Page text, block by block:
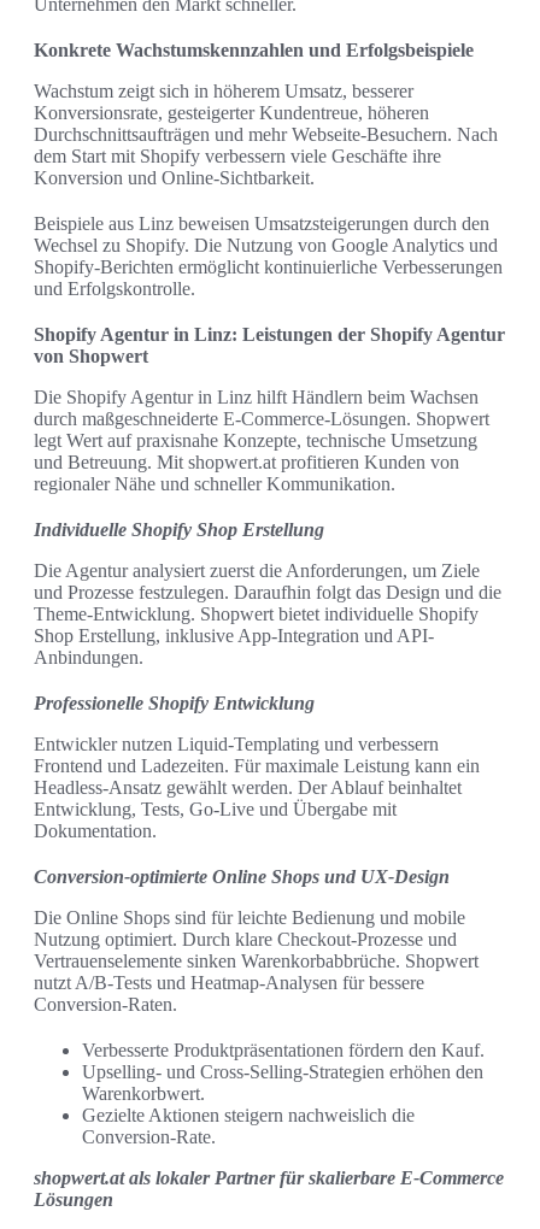
Unternehmen den Markt schneller.
Konkrete Wachstumskennzahlen und Erfolgsbeispiele
Wachstum zeigt sich in höherem Umsatz, besserer
Konversionsrate, gesteigerter Kundentreue, höheren
Durchschnittsaufträgen und mehr Webseite-Besuchern. Nach
dem Start mit Shopify verbessern viele Geschäfte ihre
Konversion und Online-Sichtbarkeit.
Beispiele aus Linz beweisen Umsatzsteigerungen durch den
Wechsel zu Shopify. Die Nutzung von Google Analytics und
Shopify-Berichten ermöglicht kontinuierliche Verbesserungen
und Erfolgskontrolle.
Shopify Agentur in Linz: Leistungen der Shopify Agentur
von Shopwert
Die Shopify Agentur in Linz hilft Händlern beim Wachsen
durch maßgeschneiderte E‑Commerce-Lösungen. Shopwert
legt Wert auf praxisnahe Konzepte, technische Umsetzung
und Betreuung. Mit shopwert.at profitieren Kunden von
regionaler Nähe und schneller Kommunikation.
Individuelle Shopify Shop Erstellung
Die Agentur analysiert zuerst die Anforderungen, um Ziele
und Prozesse festzulegen. Daraufhin folgt das Design und die
Theme-Entwicklung. Shopwert bietet individuelle Shopify
Shop Erstellung, inklusive App-Integration und API-
Anbindungen.
Professionelle Shopify Entwicklung
Entwickler nutzen Liquid-Templating und verbessern
Frontend und Ladezeiten. Für maximale Leistung kann ein
Headless-Ansatz gewählt werden. Der Ablauf beinhaltet
Entwicklung, Tests, Go‑Live und Übergabe mit
Dokumentation.
Conversion-optimierte Online Shops und UX-Design
Die Online Shops sind für leichte Bedienung und mobile
Nutzung optimiert. Durch klare Checkout-Prozesse und
Vertrauenselemente sinken Warenkorbabbrüche. Shopwert
nutzt A/B-Tests und Heatmap-Analysen für bessere
Conversion-Raten.
Verbesserte Produktpräsentationen fördern den Kauf.
Upselling- und Cross‑Selling-Strategien erhöhen den
Warenkorbwert.
Gezielte Aktionen steigern nachweislich die
Conversion-Rate.
shopwert.at als lokaler Partner für skalierbare E‑Commerce
Lösungen